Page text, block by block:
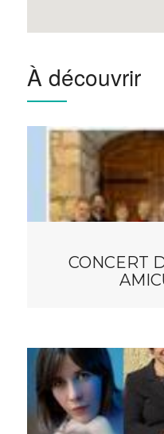
À découvrir
CONCERT